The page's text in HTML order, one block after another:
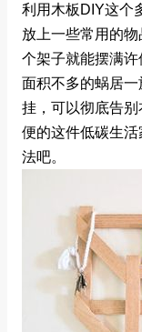
利用木板DIY这个
放上一些常用的
个架子就能摆满
面积不多的蜗居
挂，可以彻底告
便的这件低碳生
法吧。